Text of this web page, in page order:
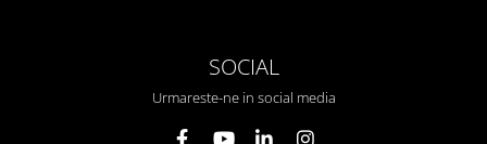
SOCIAL
Urmareste-ne in social media